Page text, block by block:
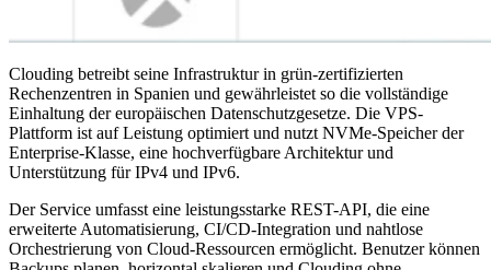
Clouding betreibt seine Infrastruktur in grün-zertifizierten
Rechenzentren in Spanien und gewährleistet so die vollständige
Einhaltung der europäischen Datenschutzgesetze. Die VPS-
Plattform ist auf Leistung optimiert und nutzt NVMe-Speicher der
Enterprise-Klasse, eine hochverfügbare Architektur und
Unterstützung für IPv4 und IPv6.
Der Service umfasst eine leistungsstarke REST-API, die eine
erweiterte Automatisierung, CI/CD-Integration und nahtlose
Orchestrierung von Cloud-Ressourcen ermöglicht. Benutzer können